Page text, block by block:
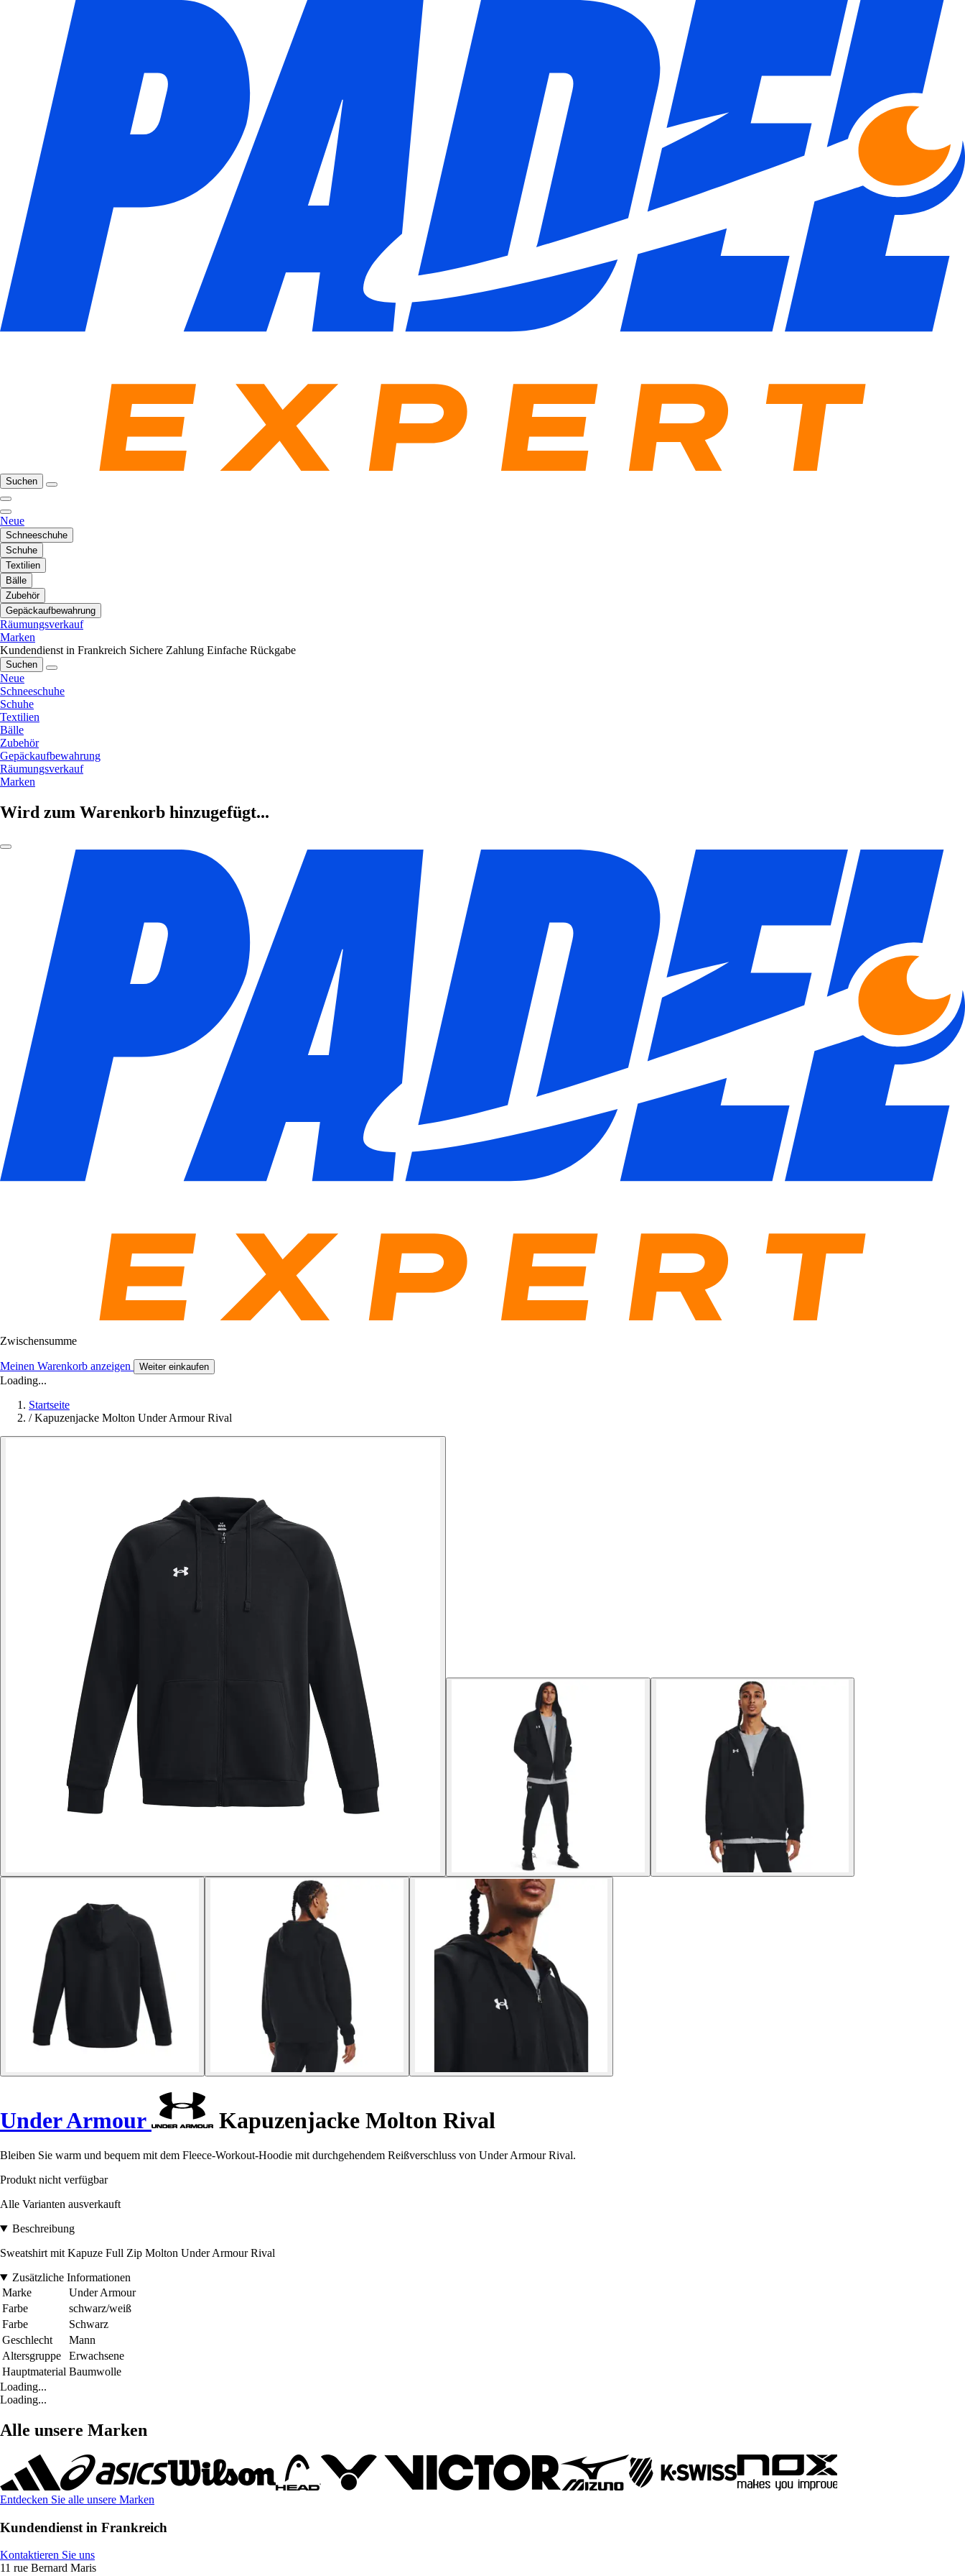
Suchen
Neue
Schneeschuhe
Schuhe
Textilien
Bälle
Zubehör
Gepäckaufbewahrung
Räumungsverkauf
Marken
Kundendienst in Frankreich Sichere Zahlung Einfache Rückgabe
Suchen
Neue
Schneeschuhe
Schuhe
Textilien
Bälle
Zubehör
Gepäckaufbewahrung
Räumungsverkauf
Marken
Wird zum Warenkorb hinzugefügt...
Zwischensumme
Meinen Warenkorb anzeigen Weiter einkaufen
Loading...
Startseite
/ Kapuzenjacke Molton Under Armour Rival
Under Armour Kapuzenjacke Molton Rival
Bleiben Sie warm und bequem mit dem Fleece-Workout-Hoodie mit durchgehendem Reißverschluss von Under Armour Rival.
Produkt nicht verfügbar
Alle Varianten ausverkauft
Beschreibung
Sweatshirt mit Kapuze Full Zip Molton Under Armour Rival
Zusätzliche Informationen
Marke
Under Armour
Farbe
schwarz/weiß
Farbe
Schwarz
Geschlecht
Mann
Altersgruppe
Erwachsene
Hauptmaterial Baumwolle
Loading...
Loading...
Alle unsere Marken
Entdecken Sie alle unsere Marken
Kundendienst in Frankreich
Kontaktieren Sie uns
11 rue Bernard Maris